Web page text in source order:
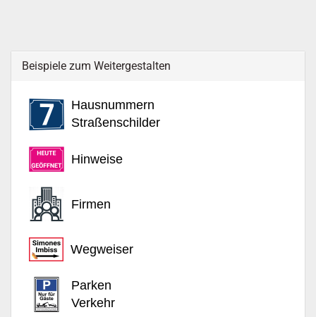
Beispiele zum Weitergestalten
Hausnummern
Straßenschilder
Hinweise
Firmen
Wegweiser
Parken
Verkehr